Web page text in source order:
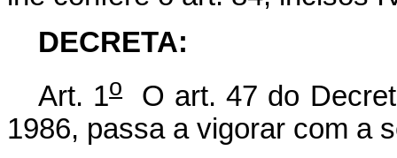
DECRETA:
Art. 1o
O art. 47 do
1986, passa a vigorar com a